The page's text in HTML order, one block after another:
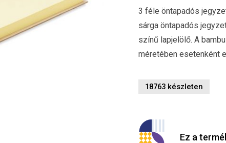
3 féle öntapadós
sárga öntapadós
színű lapjelölő. A
méretében esetenként
18763 készleten
Ez a